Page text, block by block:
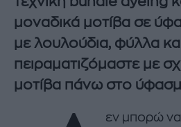
μοναδικά μοτίβα σε
με λουλούδια, φύλλα
πειραματιζόμαστε με
μοτίβα πάνω στο
εν μπορώ